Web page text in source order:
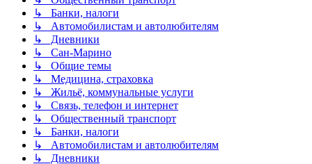
↳ Банки, налоги
↳ Автомобилистам и автолюбителям
↳ Дневники
↳ Сан-Марино
↳ Общие темы
↳ Медицина, страховка
↳ Жильё, коммунальные услуги
↳ Связь, телефон и интернет
↳ Общественный транспорт
↳ Банки, налоги
↳ Автомобилистам и автолюбителям
↳ Дневники